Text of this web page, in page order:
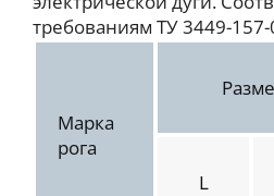
требованиям ТУ 3449-
Марка
рога
L